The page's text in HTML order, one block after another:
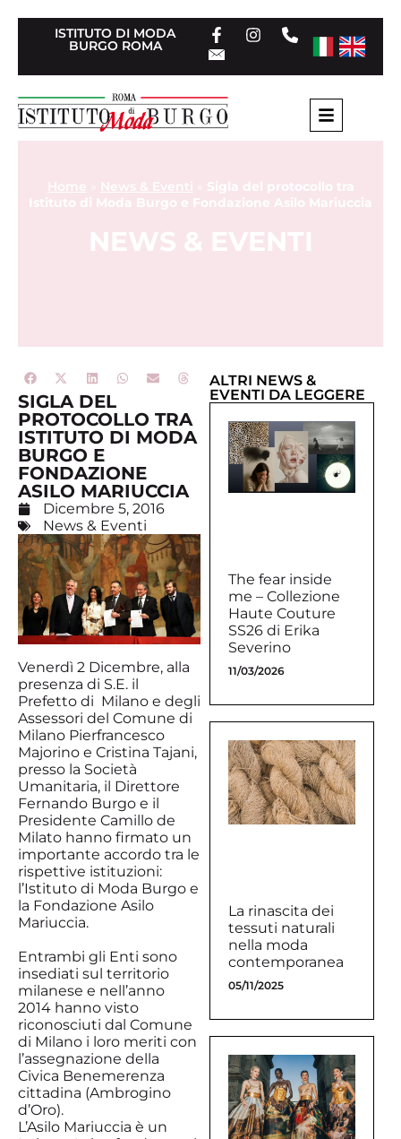
ISTITUTO DI MODA
BURGO ROMA
Home News & Eventi
Sigla del protocollo tra
Istituto di Moda Burgo e Fondazione Asilo Mariuccia
NEWS & EVENTI
SIGLA DEL
PROTOCOLLO TRA
ISTITUTO DI MODA
BURGO E
FONDAZIONE
ASILO MARIUCCIA
Dicembre 5, 2016
News & Eventi
Venerdì 2 Dicembre, alla
presenza di S.E. il
Prefetto di Milano e degli
Assessori del Comune di
Milano Pierfrancesco
Majorino e Cristina Tajani,
presso la Società
Umanitaria, il Direttore
Fernando Burgo e il
Presidente Camillo de
Milato hanno firmato un
importante accordo tra le
rispettive istituzioni:
l’Istituto di Moda Burgo e
la Fondazione Asilo
Mariuccia.
Entrambi gli Enti sono
insediati sul territorio
milanese e nell’anno
2014 hanno visto
riconosciuti dal Comune
di Milano i loro meriti con
l’assegnazione della
Civica Benemerenza
cittadina (Ambrogino
d’Oro).
L’Asilo Mariuccia è un
ALTRI NEWS &
EVENTI DA LEGGERE
The fear inside
me – Collezione
Haute Couture
SS26 di Erika
Severino
11/03/2026
La rinascita dei
tessuti naturali
nella moda
contemporanea
05/11/2025